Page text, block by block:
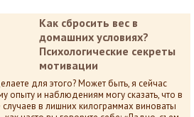
Как сбросить вес в
домашних условиях?
Психологические секреты
мотивации
для этого? Может быть, я сейчас
опыту и наблюдениям могу сказать, что в
в лишних килограммах виноваты